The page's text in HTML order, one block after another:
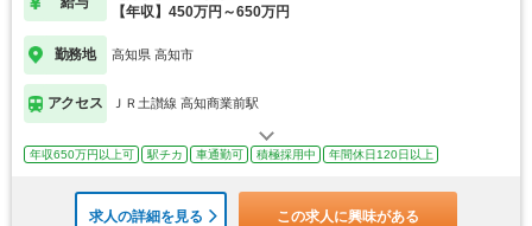
【年収】450万円～650万円
勤務地 高知県 高知市
アクセス ＪＲ土讃線 高知商業前駅
年収650万円以上可 駅チカ 車通勤可 積極採用中 年間休日120日以上
求人の詳細を見る この求人に興味がある